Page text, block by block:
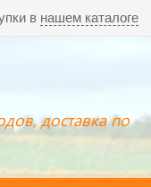
в нашем каталоге
доставка по